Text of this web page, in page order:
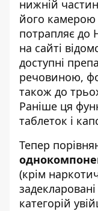
нижній
його камерою
потрапляє до
на сайті
доступні
речовиною,
також до
Раніше ця
таблеток і
Тепер
(крім
категорій